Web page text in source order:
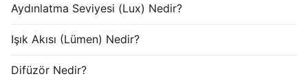
Aydınlatma Seviyesi (Lux) Nedir?
Işık Akısı (Lümen) Nedir?
Difüzör Nedir?